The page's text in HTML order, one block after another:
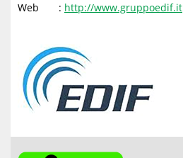
Web : http://www.gruppoedif.it